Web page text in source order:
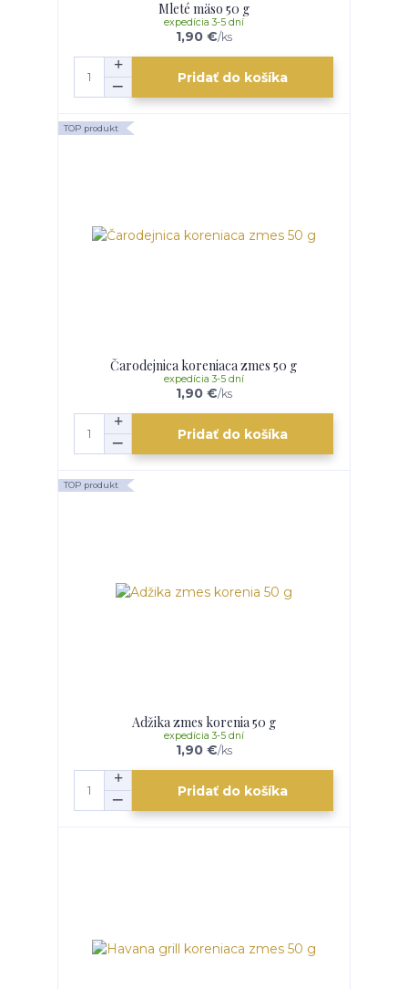
Mleté mäso 50 g
1,90 €/ks
expedícia 3-5 dní
Pridať do košíka
TOP produkt
Čarodejnica koreniaca zmes 50 g
1,90 €/ks
expedícia 3-5 dní
Pridať do košíka
TOP produkt
Adžika zmes korenia 50 g
1,90 €/ks
expedícia 3-5 dní
Pridať do košíka